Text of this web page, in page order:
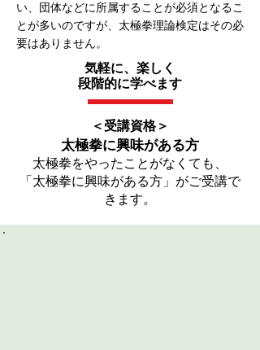
い、団体などに所属することが必須となるこ
とが多いのですが、太極拳理論検定はその必
要はありません。
気軽に、楽しく
段階的に学べます
＜受講資格＞
太極拳に興味がある方
太極拳をやったことがなくても、
「太極拳に興味がある方」 がご受講で
きます。